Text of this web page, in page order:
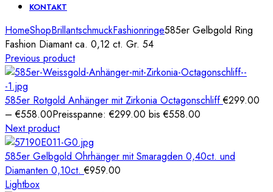
KONTAKT
HomeShopBrillantschmuckFashionringe585er Gelbgold Ring
Fashion Diamant ca. 0,12 ct. Gr. 54
Previous product
585er Rotgold Anhänger mit Zirkonia Octagonschliff€299.00
–€558.00Preisspanne: €299.00 bis €558.00
Next product
585er Gelbgold Ohrhänger mit Smaragden 0,40ct. und
Diamanten 0,10ct.€959.00
Lightbox